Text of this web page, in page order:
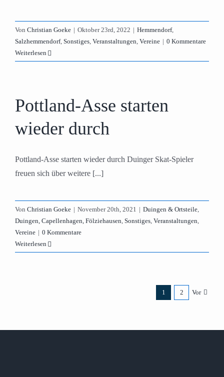
Von Christian Goeke | Oktober 23rd, 2022 | Hemmendorf,
Salzhemmendorf, Sonstiges, Veranstaltungen, Vereine | 0 Kommentare
Weiterlesen
Pottland-Asse starten
wieder durch
Pottland-Asse starten wieder durch Duinger Skat-Spieler
freuen sich über weitere [...]
Von Christian Goeke | November 20th, 2021 | Duingen & Ortsteile,
Duingen, Capellenhagen, Fölziehausen, Sonstiges, Veranstaltungen,
Vereine | 0 Kommentare
Weiterlesen
1 2 Vor